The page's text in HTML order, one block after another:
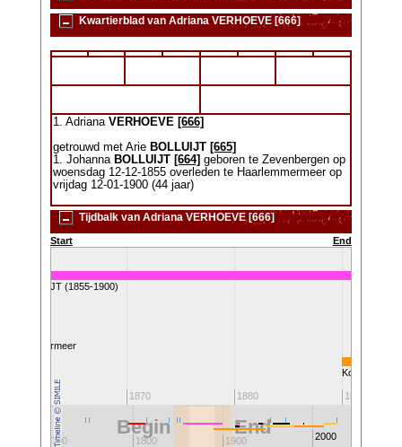
Kwartierblad van Adriana VERHOEVE [666]
1. Adriana VERHOEVE [666]
getrouwd met Arie BOLLUIJT [665]
1. Johanna BOLLUIJT [664] geboren te Zevenbergen op
woensdag 12-12-1855 overleden te Haarlemmermeer op
vrijdag 12-01-1900 (44 jaar)
Tijdbalk van Adriana VERHOEVE [666]
Start End
1870 1880 1890
Koningin
BOLLUIJT (1855-1900)
1700 1800 1900 2000
Begin End